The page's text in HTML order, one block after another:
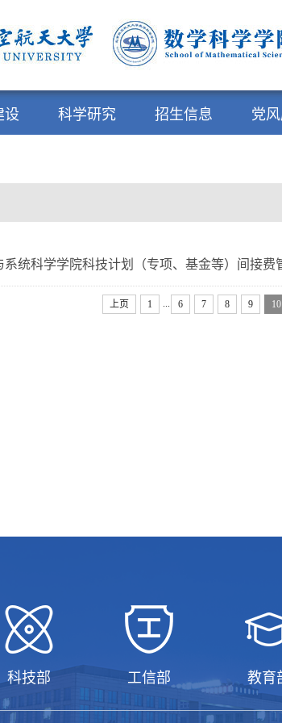
设 科学研究 招生信息 党
统科学学院科技计划（专项、基金等）间接费
上页 1 6 7 8 9 10
科技部 工信部 教育